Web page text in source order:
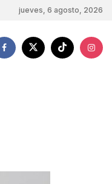
jueves, 6 agosto, 2026